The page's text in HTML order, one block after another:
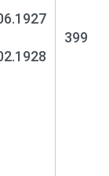
399